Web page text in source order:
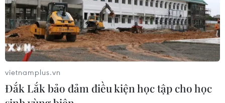
10%?
04/08/2026 01:38
7 tháng năm 2026:
Tổng vốn đầu tư nước ngoài đăng ký
vào Việt Nam tăng 58%
03/08/2026 23:48
vietnamplus.vn
Đắk Lắk bảo đảm điều kiện học tập cho học